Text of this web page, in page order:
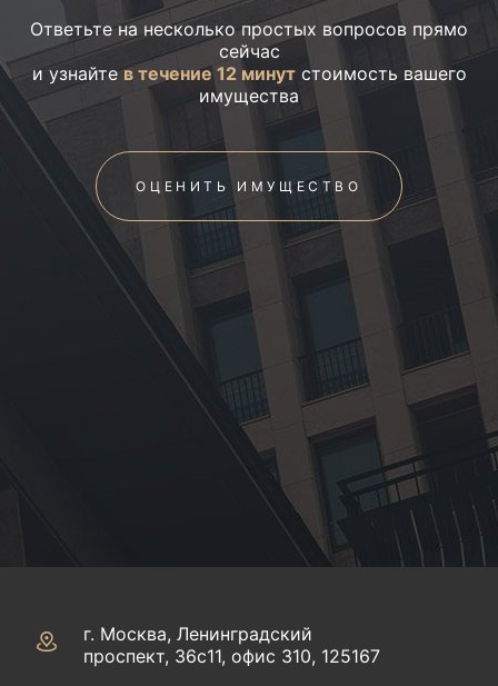
Ответьте на несколько простых вопросов прямо
сейчас
и узнайтев течение 12 минутстоимость вашего
имущества
ОЦЕНИТЬ ИМУЩЕСТВО
г. Москва, Ленинградский
проспект, 36с11, офис 310, 125167